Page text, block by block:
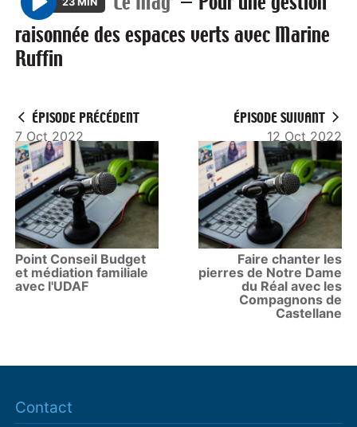
P
l
a
raisonnée des espaces verts avec Marine
Ruffin
ÉPISODE PRÉCÉDENT
7 Oct 2022
Point Conseil Budget
et médiation familiale
avec l'UDAF
ÉPISODE SUIVANT
12 Oct 2022
Faire chanter les
pierres de Notre Dame
du Réal avec les
Compagnons de
Castellane
Contact